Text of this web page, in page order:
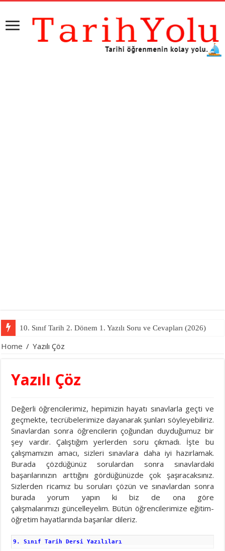
10. Sınıf Tarih 2. Dönem 1. Yazılı Soru ve Cevapları (2026)
Home / Yazılı Çöz
Yazılı Çöz
Değerli öğrencilerimiz, hepimizin hayatı sınavlarla geçti ve
geçmekte, tecrübelerimize dayanarak şunları söyleyebiliriz.
Sınavlardan sonra öğrencilerin çoğundan duyduğumuz bir
şey vardır. Çalıştığım yerlerden soru çıkmadı. İşte bu
çalışmamızın amacı, sizleri sınavlara daha iyi hazırlamak.
Burada çözdüğünüz sorulardan sonra sınavlardaki
başarılarınızın arttığını gördüğünüzde çok şaşıracaksınız.
Sizlerden ricamız bu soruları çözün ve sınavlardan sonra
burada yorum yapın ki biz de ona göre
çalışmalarımızı güncelleyelim. Bütün öğrencilerimize eğitim-
öğretim hayatlarında başarılar dileriz.
9. Sınıf Tarih Dersi Yazılıları